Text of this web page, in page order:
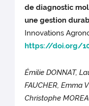
de diagnostic
une gestion
Innovations
https://doi.org/
Émilie DONNAT,
FAUCHER, Emma
Christophe